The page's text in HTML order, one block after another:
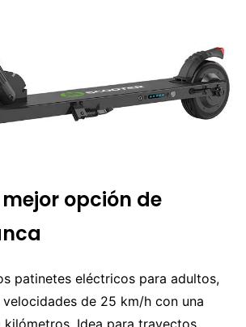
opción de
patinetes eléctricos para adultos,
velocidades de 25 km/h con una
Idea para trayectos